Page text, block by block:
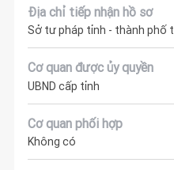
Địa chỉ tiếp nhận hồ sơ
Sở tư pháp tỉnh - thành
Cơ quan được ủy quyền
UBND cấp tỉnh
Cơ quan phối hợp
Không có